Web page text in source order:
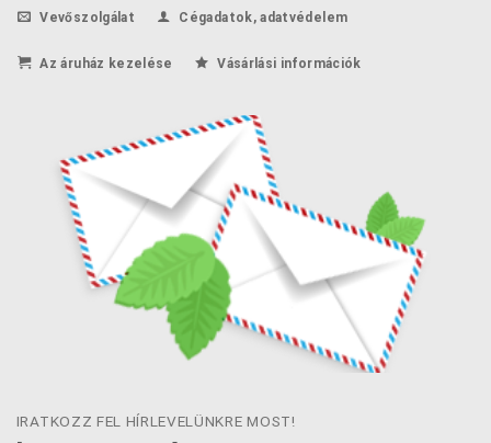
Vevőszolgálat Cégadatok, adatvédelem
Az áruház kezelése Vásárlási információk
IRATKOZZ FEL HÍRLEVELÜNKRE MOST!